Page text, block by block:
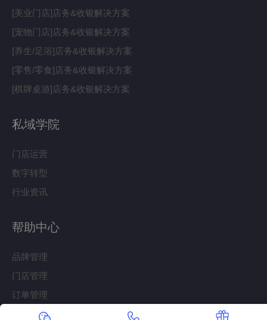
[美业门店]店务&收银解决方案
[宠物门店]店务&收银解决方案
[养生/足浴]店务&收银解决方案
[零售/零食]店务&收银解决方案
[棋牌桌游]店务&收银解决方案
私域学院
门店运营
数字转型
行业资讯
帮助中心
品牌管理
门店管理
订单管理
客户营销